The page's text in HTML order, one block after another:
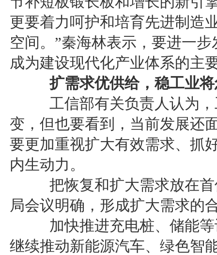
更要着力呵护和培育先进制造
空间。”秦海林表示，要进一
成为建设现代化产业体系的主
扩需求优供给，稳工业
工信部有关负责人认为，
变，但也要看到，当前发展还
要更加重视扩大有效需求、抓
内生动力。
把恢复和扩大需求放在首
局会议明确，形成扩大需求的
加快推进充电桩、储能等
继续推动新能源汽车、绿色智